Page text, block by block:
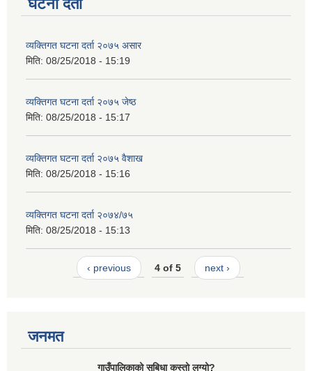
घटना दर्ता
व्यक्तिगत घटना दर्ता २०७५ असार
मिति: 08/25/2018 - 15:19
व्यक्तिगत घटना दर्ता २०७५ जेष्ठ
मिति: 08/25/2018 - 15:17
व्यक्तिगत घटना दर्ता २०७५ वैशाख
मिति: 08/25/2018 - 15:16
व्यक्तिगत घटना दर्ता २०७४/७५
मिति: 08/25/2018 - 15:13
‹ previous 4 of 5 next ›
जनमत
गाउँपालिकाको सुबिधा कस्तो लग्यो?